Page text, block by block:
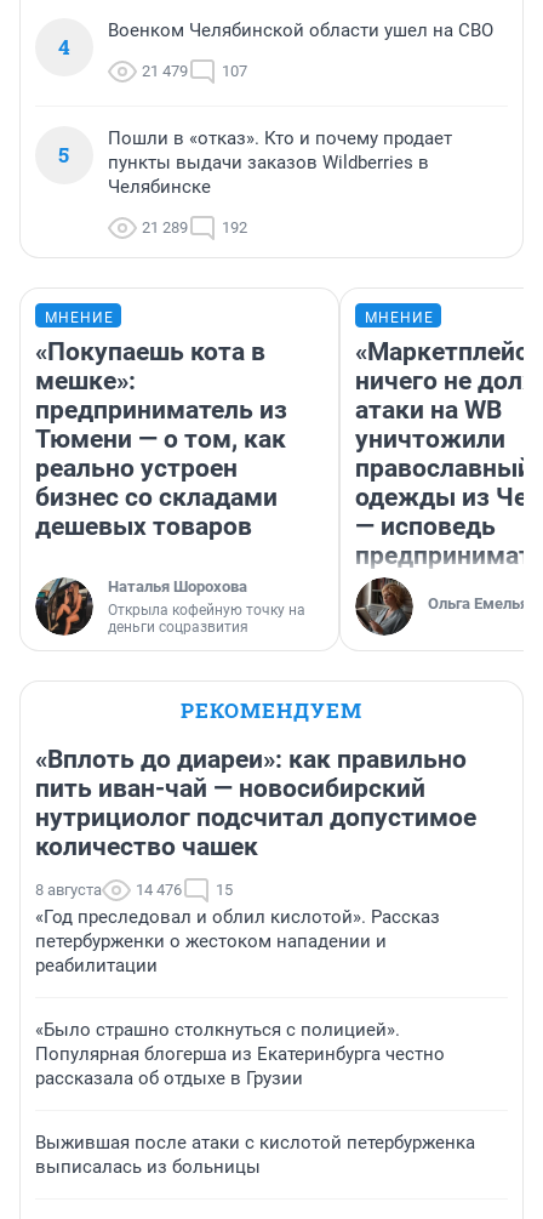
4
Военком Челябинской области ушел на СВО
21 479 107
5
Пошли в «отказ». Кто и почему продает
пункты выдачи заказов Wildberries в
Челябинске
21 289 192
МНЕНИЕ
«Покупаешь кота в
мешке»:
предприниматель из
Тюмени — о том, как
реально устроен
бизнес со складами
дешевых товаров
Наталья Шорохова
Открыла кофейную точку на
деньги соцразвития
МНЕНИЕ
«Маркетплейс
ничего не
атаки на WB
уничтожили
православный
одежды из
— исповедь
Ольга
РЕКОМЕНДУЕМ
«Вплоть до диареи»: как правильно
пить иван-чай — новосибирский
нутрициолог подсчитал допустимое
количество чашек
8 августа 14 476 15
«Год преследовал и облил кислотой». Рассказ
петербурженки о жестоком нападении и
реабилитации
«Было страшно столкнуться с полицией».
Популярная блогерша из Екатеринбурга честно
рассказала об отдыхе в Грузии
Выжившая после атаки с кислотой петербурженка
выписалась из больницы